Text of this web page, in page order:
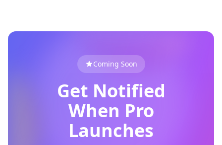
Coming Soon
Get Notified
When Pro
Launches